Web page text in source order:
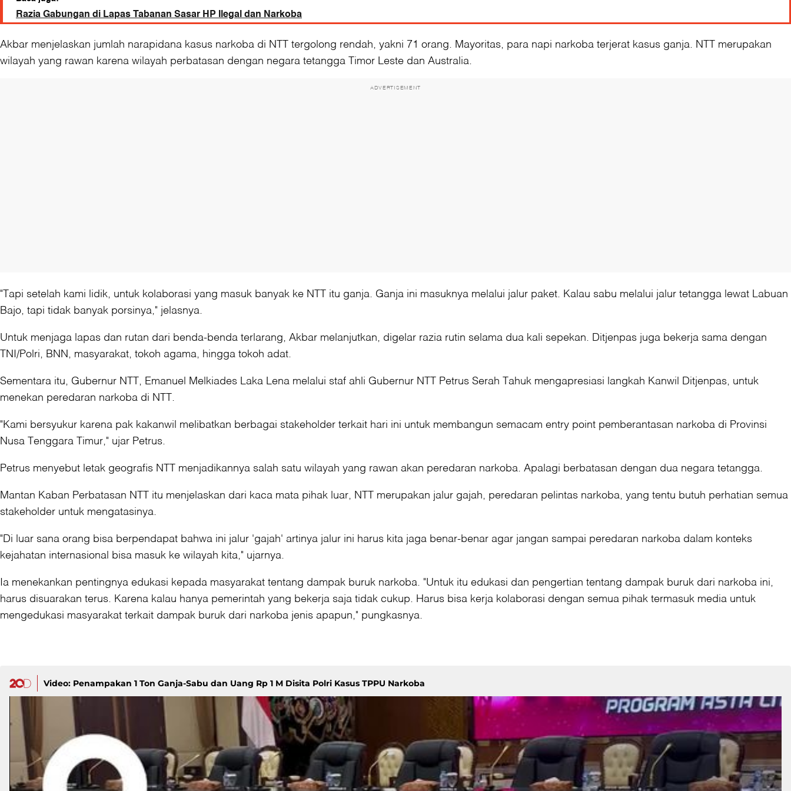
Razia Gabungan di Lapas Tabanan Sasar HP Ilegal dan Narkoba
Akbar menjelaskan jumlah narapidana kasus narkoba di NTT tergolong rendah, yakni 71 orang. Mayoritas, para napi narkoba terjerat kasus ganja. NTT merupakan
wilayah yang rawan karena wilayah perbatasan dengan negara tetangga Timor Leste dan Australia.
ADVERTISEMENT
"Tapi setelah kami lidik, untuk kolaborasi yang masuk banyak ke NTT itu ganja. Ganja ini masuknya melalui jalur paket. Kalau sabu melalui jalur tetangga lewat Labuan
Bajo, tapi tidak banyak porsinya," jelasnya.
Untuk menjaga lapas dan rutan dari benda-benda terlarang, Akbar melanjutkan, digelar razia rutin selama dua kali sepekan. Ditjenpas juga bekerja sama dengan
TNI/Polri, BNN, masyarakat, tokoh agama, hingga tokoh adat.
Sementara itu, Gubernur NTT, Emanuel Melkiades Laka Lena melalui staf ahli Gubernur NTT Petrus Serah Tahuk mengapresiasi langkah Kanwil Ditjenpas, untuk
menekan peredaran narkoba di NTT.
"Kami bersyukur karena pak kakanwil melibatkan berbagai stakeholder terkait hari ini untuk membangun semacam entry point pemberantasan narkoba di Provinsi
Nusa Tenggara Timur," ujar Petrus.
Petrus menyebut letak geografis NTT menjadikannya salah satu wilayah yang rawan akan peredaran narkoba. Apalagi berbatasan dengan dua negara tetangga.
Mantan Kaban Perbatasan NTT itu menjelaskan dari kaca mata pihak luar, NTT merupakan jalur gajah, peredaran pelintas narkoba, yang tentu butuh perhatian semua
stakeholder untuk mengatasinya.
"Di luar sana orang bisa berpendapat bahwa ini jalur 'gajah' artinya jalur ini harus kita jaga benar-benar agar jangan sampai peredaran narkoba dalam konteks
kejahatan internasional bisa masuk ke wilayah kita," ujarnya.
Ia menekankan pentingnya edukasi kepada masyarakat tentang dampak buruk narkoba. "Untuk itu edukasi dan pengertian tentang dampak buruk dari narkoba ini,
harus disuarakan terus. Karena kalau hanya pemerintah yang bekerja saja tidak cukup. Harus bisa kerja kolaborasi dengan semua pihak termasuk media untuk
mengedukasi masyarakat terkait dampak buruk dari narkoba jenis apapun," pungkasnya.
Video: Penampakan 1 Ton Ganja-Sabu dan Uang Rp 1 M Disita Polri Kasus TPPU Narkoba